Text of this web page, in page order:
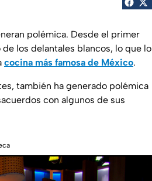
polémica. Desde el primer
los delantales blancos, lo que lo
cocina más famosa de México.
también ha generado polémica
con algunos de sus